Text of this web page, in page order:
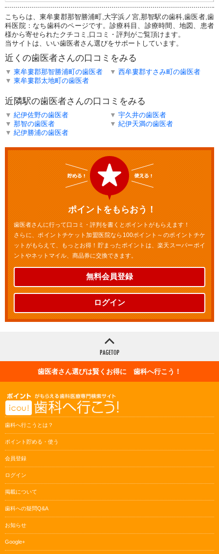
こちらは、東牟婁郡那智勝浦町,大字浜ノ宮,那智駅の歯科,歯医者,歯
科医院：なち歯科のページです。診療科目、診療時間、地図、患者
様から寄せられたクチコミ,口コミ・評判がご覧頂けます。
当サイトは、いい歯医者さん選びをサポートしています。
近くの歯医者さんの口コミをみる
▼ 東牟婁郡那智勝浦町の歯医者 ▼ 西牟婁郡すさみ町の歯医者
▼ 東牟婁郡太地町の歯医者
近隣駅の歯医者さんの口コミをみる
▼ 紀伊佐野の歯医者 ▼ 宇久井の歯医者
▼ 那智の歯医者 ▼ 紀伊天満の歯医者
▼ 紀伊勝浦の歯医者
ポイントをもらおう！
歯医者さんに行って口コミ・評判を書くとポイントがもらえます！
さらに、ポイントチケット加盟医院なら100ポイント～のポイントチケ
ットがもらえて、もっとお得！貯まったポイントは、楽天スーパーポイ
ントやネットマイル、商品券に交換できます。
無料会員登録
ログイン
歯医者さん選びは賢くお得に 歯科へ行こう！
歯科へ行こうとは？
ポイント貯める・使う
会員登録
ログイン
掲載について
歯科への疑問Q&A
お知らせ
Google+